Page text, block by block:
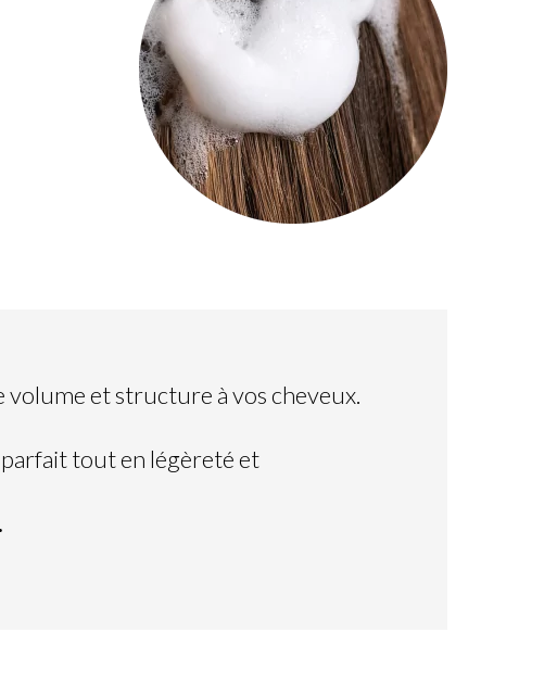
volume et structure à vos cheveux.
tout en légèreté et